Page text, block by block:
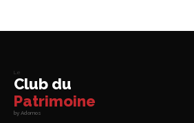
Le
Club du
Patrimoine
by Adomos